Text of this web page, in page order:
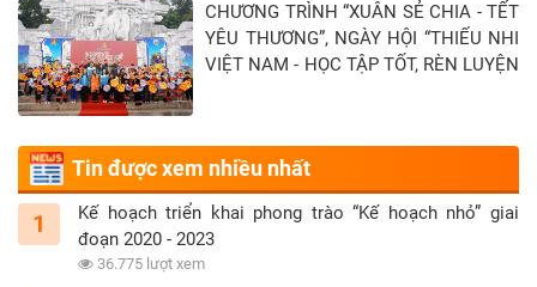
chia - Tết yêu thương” năm 2026
CHƯƠNG TRÌNH “XUÂN SẺ CHIA - TẾT
YÊU THƯƠNG”, NGÀY HỘI “THIẾU NHI
VIỆT NAM - HỌC TẬP TỐT, RÈN LUYỆN
Tin được xem nhiều nhất
1
Kế hoạch triển khai phong trào “Kế hoạch nhỏ” giai
đoạn 2020 - 2023
36.775 lượt xem